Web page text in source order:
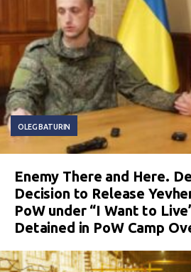
OLEG BATURIN
Enemy There and Here.
Decision to Release
PoW under “I Want to
Detained in PoW Camp